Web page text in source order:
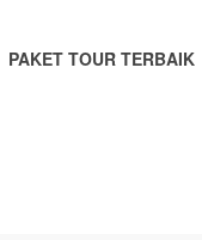
PAKET TOUR TERBAIK